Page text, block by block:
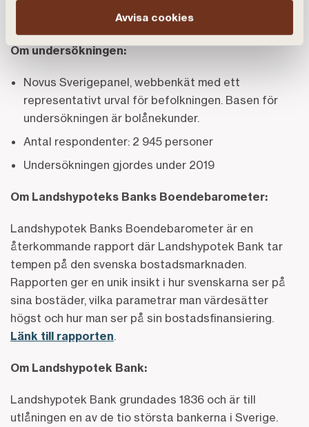
Avvisa cookies
Om undersökningen:
Novus Sverigepanel, webbenkät med ett
representativt urval för befolkningen. Basen för
undersökningen är bolånekunder.
Antal respondenter: 2 945 personer
Undersökningen gjordes under 2019
Om Landshypoteks Banks Boendebarometer:
Landshypotek Banks Boendebarometer är en
återkommande rapport där Landshypotek Bank tar
tempen på den svenska bostadsmarknaden.
Rapporten ger en unik insikt i hur svenskarna ser på
sina bostäder, vilka parametrar man värdesätter
högst och hur man ser på sin bostadsfinansiering.
Länk till rapporten.
Om Landshypotek Bank:
Landshypotek Bank grundades 1836 och är till
utlåningen en av de tio största bankerna i Sverige.